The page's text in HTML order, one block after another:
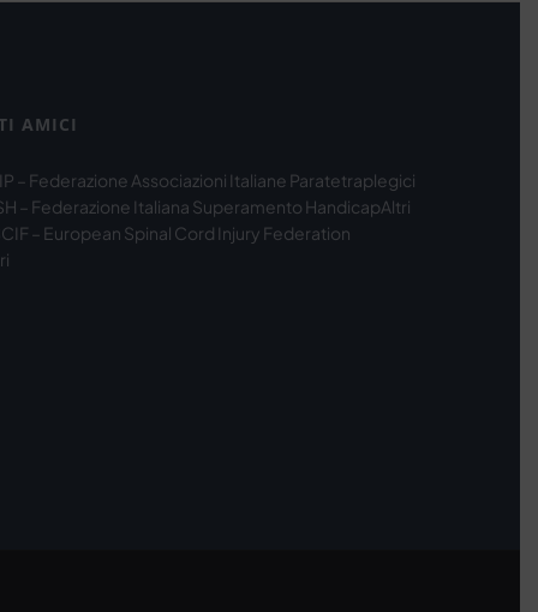
AMICI
– Federazione Associazioni Italiane Paratetraplegici
– Federazione Italiana Superamento HandicapAltri
– European Spinal Cord Injury Federation